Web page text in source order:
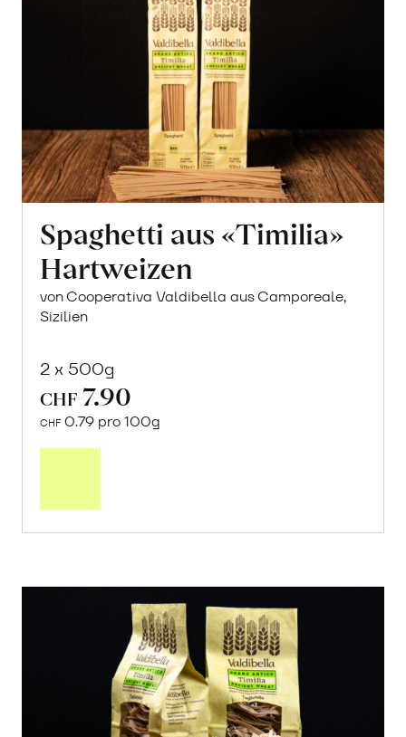
Spaghetti aus «Timilia»
Hartweizen
von Cooperativa Valdibella aus Camporeale,
Sizilien
2 x 500g
CHF 7.90
CHF 0.79 pro 100g